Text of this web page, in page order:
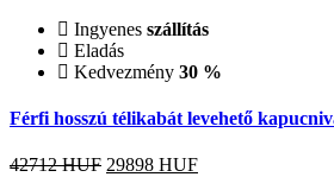
Ingyenes szállítás
Eladás
Kedvezmény 30 %
Férfi hosszú télikabát levehető
42712 HUF 29898 HUF